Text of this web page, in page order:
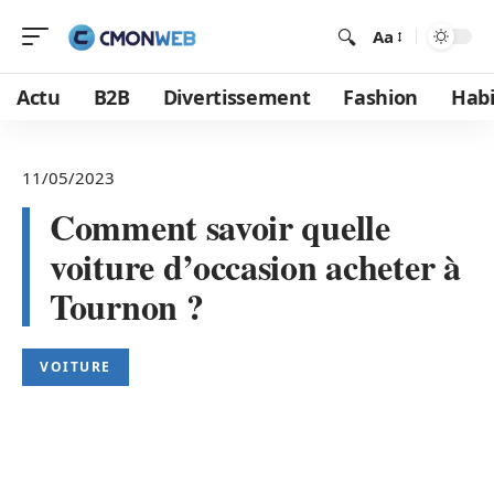
Aa
Actu B2B Divertissement Fashion
11/05/2023
Comment savoir quelle
voiture d’occasion acheter à
Tournon ?
VOITURE